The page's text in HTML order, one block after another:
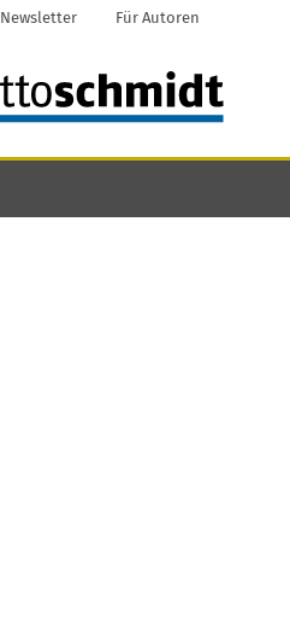
Newsletter Für Autoren